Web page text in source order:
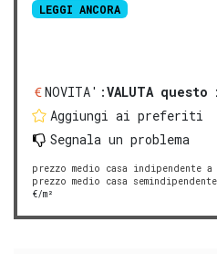
LEGGI ANCORA
NOVITA':VALUTA
Aggiungi ai preferiti
Segnala un problema
prezzo medio casa indipendente
prezzo medio casa
€/m²